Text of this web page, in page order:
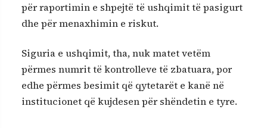
për raportimin e shpejtë të ushqimit të pasigurt
dhe për menaxhimin e riskut.
Siguria e ushqimit, tha, nuk matet vetëm
përmes numrit të kontrolleve të zbatuara, por
edhe përmes besimit që qytetarët e kanë në
institucionet që kujdesen për shëndetin e tyre.